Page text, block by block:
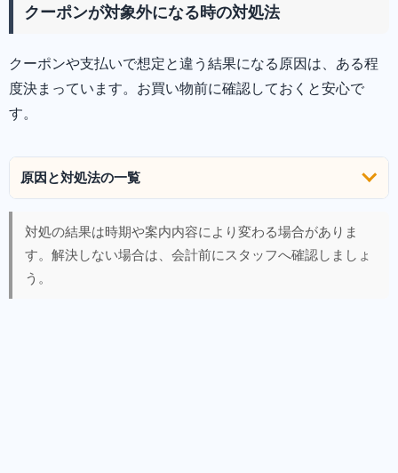
クーポンが対象外になる時の対処法
クーポンや支払いで想定と違う結果になる原因は、ある程
度決まっています。お買い物前に確認しておくと安心で
す。
原因と対処法の一覧
対処の結果は時期や案内内容により変わる場合がありま
す。解決しない場合は、会計前にスタッフへ確認しましょ
う。